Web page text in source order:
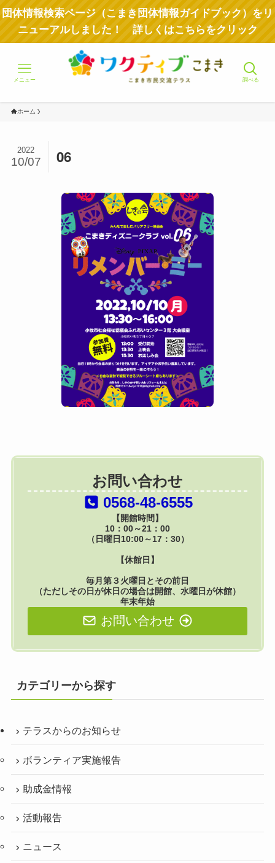
団体情報検索ページ（こまき団体情報ガイドブック）をリ
ニューアルしました！ 詳しくはこちらをクリック
調べる
メニュー
ホーム
06
2022
10/07
お問い合わせ
0568-48-6555
【開館時間】
10：00～21：00
（日曜日10:00～17：30）
【休館日】
毎月第３火曜日とその前日
（ただしその日が休日の場合は開館、水曜日が休館）
年末年始
お問い合わせ
カテゴリーから探す
テラスからのお知らせ
ボランティア実施報告
助成金情報
活動報告
ニュース